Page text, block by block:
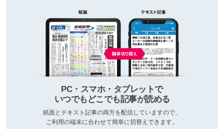
PC・スマホ・タブレットで
いつでもどこでも記事が読める
紙面とテキスト記事の両方を配信していますので、
ご利用の端末に合わせて簡単に切替えできます。